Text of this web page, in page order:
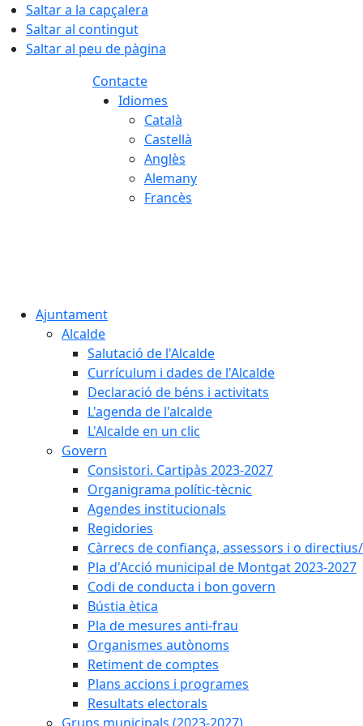
Saltar a la capçalera
Saltar al contingut
Saltar al peu de pàgina
Contacte
Idiomes
Català
Castellà
Anglès
Alemany
Francès
Ajuntament
Alcalde
Salutació de l'Alcalde
Currículum i dades de l'Alcalde
Declaració de béns i activitats
L'agenda de l'alcalde
L'Alcalde en un clic
Govern
Consistori. Cartipàs 2023-2027
Organigrama polític-tècnic
Agendes institucionals
Regidories
Càrrecs de confiança, assessors i o
Pla d'Acció municipal de Montgat 2023-2027
Codi de conducta i bon govern
Bústia ètica
Pla de mesures anti-frau
Organismes autònoms
Retiment de comptes
Plans accions i programes
Resultats electorals